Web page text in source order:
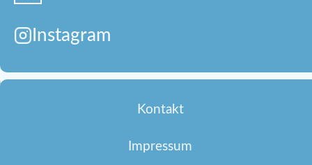
Instagram
Kontakt
Impressum